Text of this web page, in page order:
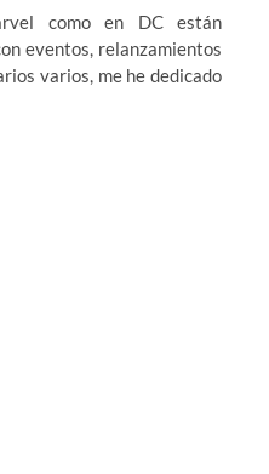
como en DC están
eventos, relanzamientos
varios, me he dedicado